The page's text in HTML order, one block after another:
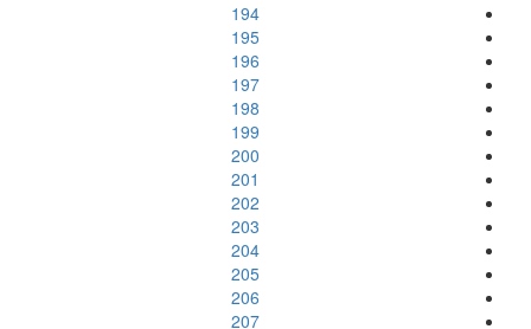
194
195
196
197
198
199
200
201
202
203
204
205
206
207